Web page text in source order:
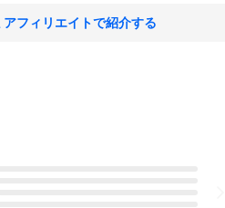
アフィリエイトで紹介する